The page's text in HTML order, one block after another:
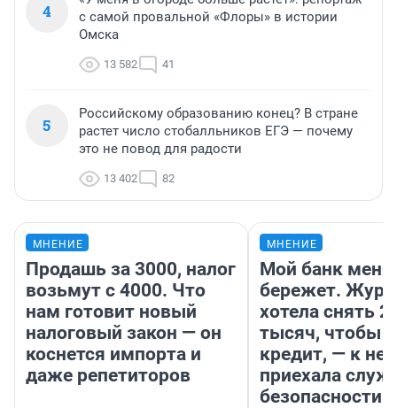
4
с самой провальной «Флоры» в истории
Омска
13 582 41
5
Российскому образованию конец? В стране
растет число стобалльников ЕГЭ — почему
это не повод для радости
13 402 82
МНЕНИЕ
Продашь за 3000, налог
возьмут с 4000. Что
нам готовит новый
налоговый закон — он
коснется импорта и
даже репетиторов
МНЕНИЕ
Мой банк меня
бережет.
хотела снять
тысяч, чтобы
кредит, — к
приехала
безопасности